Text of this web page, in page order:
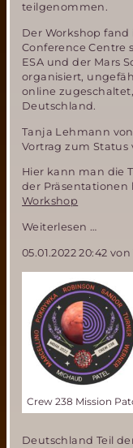
teilgenommen.
Der Workshop
Conference Centre
ESA und der Mars
organisiert,
online
Deutschland.
Tanja Lehmann
Vortrag zum Status
Hier kann man die
der Präsentationen
Workshop
Weiterlesen …
an
to
Mars
der
ESA
05.01.2022 20:42 von
Crew 238 Mission
Deutschland Teil